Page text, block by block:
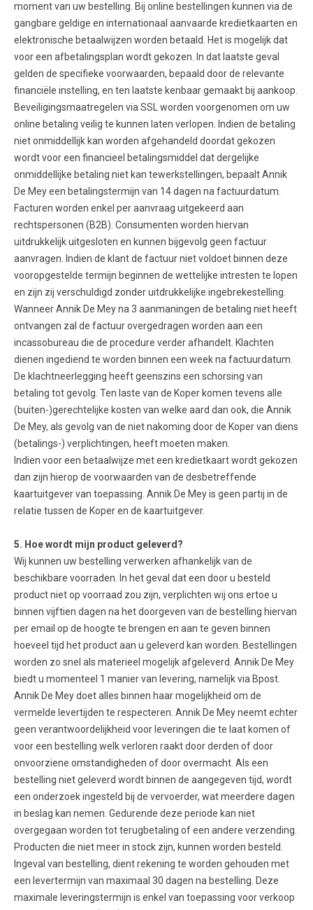
moment van uw bestelling. Bij online bestellingen kunnen via de
gangbare geldige en internationaal aanvaarde kredietkaarten en
elektronische betaalwijzen worden betaald. Het is mogelijk dat
voor een afbetalingsplan wordt gekozen. In dat laatste geval
gelden de specifieke voorwaarden, bepaald door de relevante
financiële instelling, en ten laatste kenbaar gemaakt bij aankoop.
Beveiligingsmaatregelen via SSL worden voorgenomen om uw
online betaling veilig te kunnen laten verlopen. Indien de betaling
niet onmiddellijk kan worden afgehandeld doordat gekozen
wordt voor een financieel betalingsmiddel dat dergelijke
onmiddellijke betaling niet kan tewerkstellingen, bepaalt Annik
De Mey een betalingstermijn van 14 dagen na factuurdatum.
Facturen worden enkel per aanvraag uitgekeerd aan
rechtspersonen (B2B). Consumenten worden hiervan
uitdrukkelijk uitgesloten en kunnen bijgevolg geen factuur
aanvragen. Indien de klant de factuur niet voldoet binnen deze
vooropgestelde termijn beginnen de wettelijke intresten te lopen
en zijn zij verschuldigd zonder uitdrukkelijke ingebrekestelling.
Wanneer Annik De Mey na 3 aanmaningen de betaling niet heeft
ontvangen zal de factuur overgedragen worden aan een
incassobureau die de procedure verder afhandelt. Klachten
dienen ingediend te worden binnen een week na factuurdatum.
De klachtneerlegging heeft geenszins een schorsing van
betaling tot gevolg. Ten laste van de Koper komen tevens alle
(buiten-)gerechtelijke kosten van welke aard dan ook, die Annik
De Mey, als gevolg van de niet nakoming door de Koper van diens
(betalings-) verplichtingen, heeft moeten maken.
Indien voor een betaalwijze met een kredietkaart wordt gekozen
dan zijn hierop de voorwaarden van de desbetreffende
kaartuitgever van toepassing. Annik De Mey is geen partij in de
relatie tussen de Koper en de kaartuitgever.
5. Hoe wordt mijn product geleverd?
Wij kunnen uw bestelling verwerken afhankelijk van de
beschikbare voorraden. In het geval dat een door u besteld
product niet op voorraad zou zijn, verplichten wij ons ertoe u
binnen vijftien dagen na het doorgeven van de bestelling hiervan
per email op de hoogte te brengen en aan te geven binnen
hoeveel tijd het product aan u geleverd kan worden. Bestellingen
worden zo snel als materieel mogelijk afgeleverd. Annik De Mey
biedt u momenteel 1 manier van levering, namelijk via Bpost.
Annik De Mey doet alles binnen haar mogelijkheid om de
vermelde levertijden te respecteren. Annik De Mey neemt echter
geen verantwoordelijkheid voor leveringen die te laat komen of
voor een bestelling welk verloren raakt door derden of door
onvoorziene omstandigheden of door overmacht. Als een
bestelling niet geleverd wordt binnen de aangegeven tijd, wordt
een onderzoek ingesteld bij de vervoerder, wat meerdere dagen
in beslag kan nemen. Gedurende deze periode kan niet
overgegaan worden tot terugbetaling of een andere verzending.
Producten die niet meer in stock zijn, kunnen worden besteld.
Ingeval van bestelling, dient rekening te worden gehouden met
een levertermijn van maximaal 30 dagen na bestelling. Deze
maximale leveringstermijn is enkel van toepassing voor verkoop